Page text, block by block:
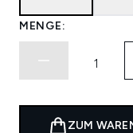
MENGE:
ZUM